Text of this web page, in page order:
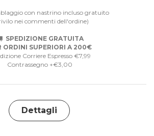
con nastrino incluso gratuito
nei commenti dell'ordine)
SPEDIZIONE GRATUITA
ORDINI SUPERIORI A 200€
Corriere Espresso €7,99
Contrassegno +€3,00
Dettagli